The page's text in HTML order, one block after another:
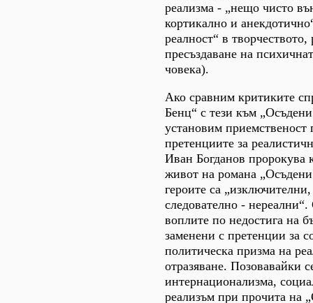
реализма - „нещо чисто
кортикално и
реалност“ в творчеството,
пресъздаване на
човека).
Ако сравним критиките
Бенц“ с тези към
установим приемственост
претенциите за
Иван Богданов пророкува
живот на романа
героите са
следователно -
воплите по недостига на
заменени с претенции за
политическа призма на
отразяване. Позовавайки
интернационализма,
реализъм при прочита на